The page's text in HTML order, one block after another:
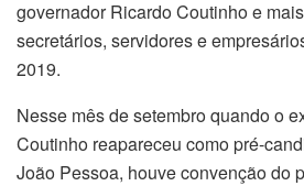
governador Ricardo Coutinho e
secretários, servidores e
2019.
Nesse mês de setembro quando o
Coutinho reapareceu como pré-
João Pessoa, houve convenção do